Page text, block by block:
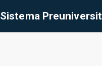
Sistema